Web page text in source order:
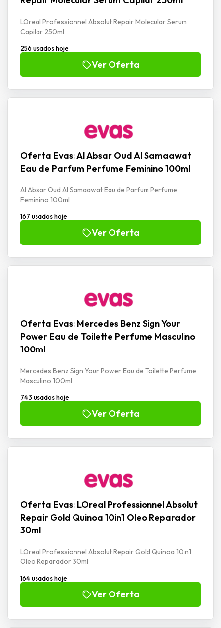
LOreal Professionnel Absolut Repair Molecular Serum
Capilar 250ml
256 usados hoje
Ver Oferta
Oferta Evas: Al Absar Oud Al Samaawat
Eau de Parfum Perfume Feminino 100ml
Al Absar Oud Al Samaawat Eau de Parfum Perfume
Feminino 100ml
167 usados hoje
Ver Oferta
Oferta Evas: Mercedes Benz Sign Your
Power Eau de Toilette Perfume Masculino
100ml
Mercedes Benz Sign Your Power Eau de Toilette Perfume
Masculino 100ml
743 usados hoje
Ver Oferta
Oferta Evas: LOreal Professionnel Absolut
Repair Gold Quinoa 10in1 Oleo Reparador
30ml
LOreal Professionnel Absolut Repair Gold Quinoa 10in1
Oleo Reparador 30ml
164 usados hoje
Ver Oferta